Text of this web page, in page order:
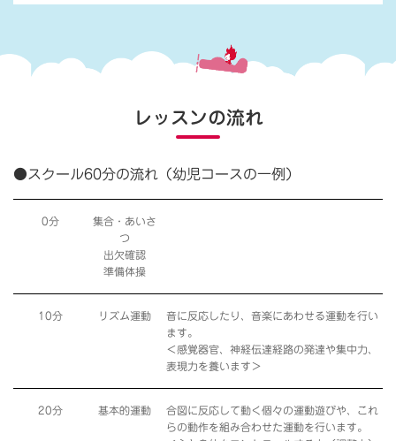
レッスンの流れ
●スクール60分の流れ（幼児コースの一例）
0分
集合・あいさ
つ
出欠確認
準備体操
10分 リズム運動
音に反応したり、音楽にあわせる運動を行い
ます。
＜感覚器官、神経伝達経路の発達や集中力、
表現力を養います＞
20分 基本的運動
合図に反応して動く個々の運動遊びや、これ
らの動作を組み合わせた運動を行います。